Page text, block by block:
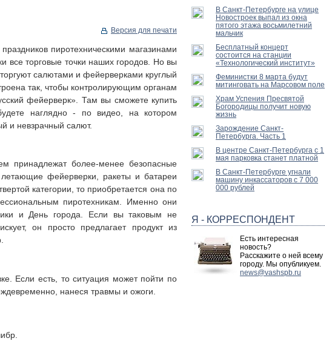
Версия для печати
пиротехническими магазинами
все торговые точки наших городов. Но вы
салютами и фейерверками круглый
так, чтобы контролирующим органам
фейерверк». Там вы сможете купить
наглядно - по видео, на котором
и невзрачный салют.
принадлежат более-менее безопасные
фейерверки, ракеты и батареи
категории, то приобретается она по
пиротехникам. Именно они
и День города. Если вы таковым не
он просто предлагает продукт из
Если есть, то ситуация может пойти по
нанеся травмы и ожоги.
В Санкт-Петербурге на улице
Новостроек выпал из окна
пятого этажа восьмилетний
мальчик
Бесплатный концерт
состоится на станции
«Технологический институт»
Феминистки 8 марта будут
митинговать на Марсовом поле
Храм Успения Пресвятой
Богородицы получит новую
жизнь
Зарождение Санкт-
Петербурга. Часть 1
В центре Санкт-Петербурга с 1
мая парковка станет платной
В Санкт-Петербурге угнали
машину инкассаторов с 7 000
000 рублей
Я - КОРРЕСПОНДЕНТ
Есть интересная
новость?
Расскажите о ней всему
городу. Мы опубликуем.
news@vashspb.ru